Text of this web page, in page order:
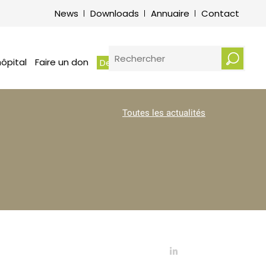
de médiation hospitalière
Faire un don
Demander un rendez-vous
News Downloads Annuaire Contact
Toutes les actualités